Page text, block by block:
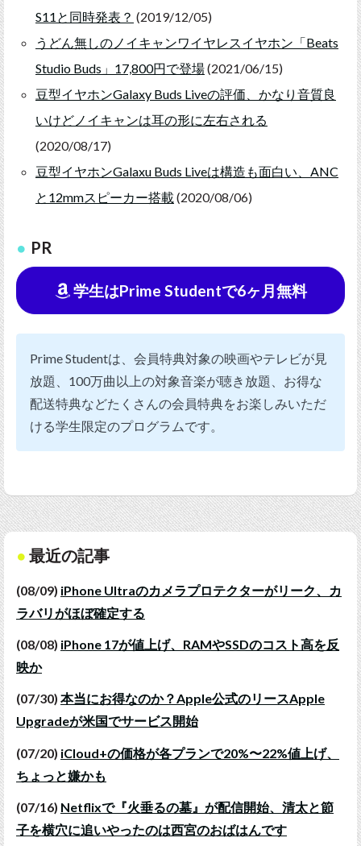
S11と同時発表？ (2019/12/05)
うどん無しのノイキャンワイヤレスイヤホン「Beats
Studio Buds」17,800円で登場(2021/06/15)
豆型イヤホンGalaxy Buds Liveの評価、かなり音質良
いけどノイキャンは耳の形に左右される
(2020/08/17)
豆型イヤホンGalaxu Buds Liveは構造も面白い、ANC
と12mmスピーカー搭載(2020/08/06)
PR
学生はPrime Studentで6ヶ月無料
Prime Studentは、会員特典対象の映画やテレビが見
放題、100万曲以上の対象音楽が聴き放題、お得な
配送特典などたくさんの会員特典をお楽しみいただ
ける学生限定のプログラムです。
最近の記事
(08/09) iPhone Ultraのカメラプロテクターがリーク、カ
ラバリがほぼ確定する
(08/08) iPhone 17が値上げ、RAMやSSDのコスト高を反
映か
(07/30) 本当にお得なのか？Apple公式のリースApple
Upgradeが米国でサービス開始
(07/20) iCloud+の価格が各プランで20%〜22%値上げ、
ちょっと嫌かも
(07/16) Netflixで『火垂るの墓』が配信開始、清太と節
子を横穴に追いやったのは西宮のおばはんです